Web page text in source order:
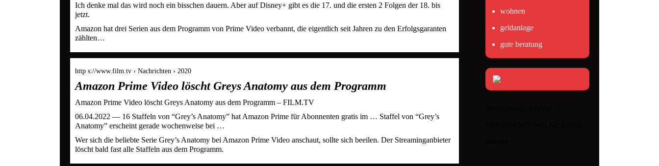
Ich denke mal das wird noch ein bisschen dauern. Aber auf Disney+ gibt es die 17. und die ersten 2 Folgen der 18. bis
jetzt.
Amazon hat drei Serien aus dem Programm von Prime Video verbannt, die eigentlich seit Jahren zu den Erfolgsgaranten
zählten…
http s://www.film.tv › Nachrichten › 2020
Amazon Prime Video löscht Greys Anatomy aus dem Programm
Amazon Prime Video löscht Greys Anatomy aus dem Programm – FILM.TV
06.04.2022 — 16 Staffeln von “Grey’s Anatomy” hat Amazon Prime für Abonnenten gratis im … Staffel von “Grey’s
Anatomy” erscheint gerade wochenweise bei …
Wer sich die beliebte Serie Grey’s Anatomy bei Amazon Prime Video anschaut, sollte sich beeilen. Der Streaminganbieter
löscht bald fast alle Staffeln aus dem Programm.
wohnen
geldanlage
gute beratung